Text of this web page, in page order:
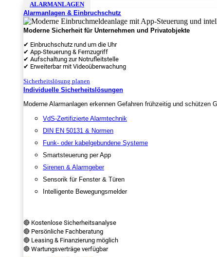
ALARMANLAGEN
Alarmanlagen & Einbruchschutz
Moderne Sicherheit für Unternehmen und Privatobjekte
✔ Einbruchschutz rund um die Uhr
✔ App-Steuerung & Fernzugriff
✔ Aufschaltung zur Notrufleitstelle
✔ Erweiterbar mit Videoüberwachung
Sicherheitslösung planen
Individuelle Sicherheitslösungen
Moderne Alarmanlagen erkennen Gefahren frühzeitig und schützen
VdS-Zertifizierte Alarmtechnik
DIN EN 50131 & Normen
Funk- oder kabelgebundene Systeme
Smartsteuerung per App
Sirenen & Alarmgeber
Sensorik für Fenster & Türen
Intelligente Bewegungsmelder
🔴 Kostenlose Sicherheitsanalyse
🔴 Persönliche Fachberatung
🔴 Leasing & Finanzierung möglich
🔴 Wartungsverträge verfügbar